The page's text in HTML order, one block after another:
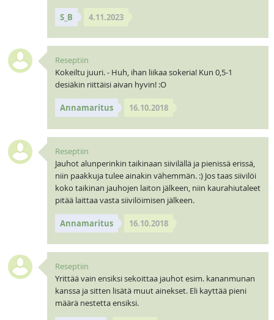
S_B 4.11.2023
Reseptiin
Kokeiltu juuri. - Huh, ihan liikaa sokeria! Kun 0,5-1
desiäkin riittäisi aivan hyvin! :O
Annamaritus 16.10.2018
Reseptiin
Jauhot alunperinkin taikinaan siivilällä ja pienissä erissä,
niin paakkuja tulee ainakin vähemmän. :) Jos taas siivilöi
koko taikinan jauhojen laiton jälkeen, niin kaurahiutaleet
pitää laittaa vasta siivilöimisen jälkeen.
Annamaritus 16.10.2018
Reseptiin
Yrittää vain ensiksi sekoittaa jauhot esim. kananmunan
kanssa ja sitten lisätä muut ainekset. Eli kayttää pieni
määrä nestetta ensiksi.